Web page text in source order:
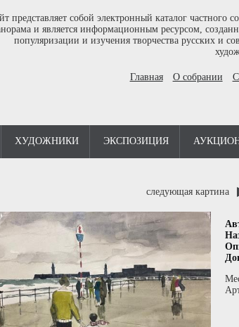
представляет собой электронный каталог частного
и является информационным ресурсом,
популяризации и изучения творчества русских и
Главная О собрании
ХУДОЖНИКИ ЭКСПОЗИЦИЯ
следующая картина